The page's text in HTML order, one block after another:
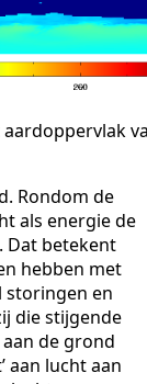
Rondom de
als energie de
Dat betekent
hebben met
storingen en
die stijgende
de grond
aan lucht aan